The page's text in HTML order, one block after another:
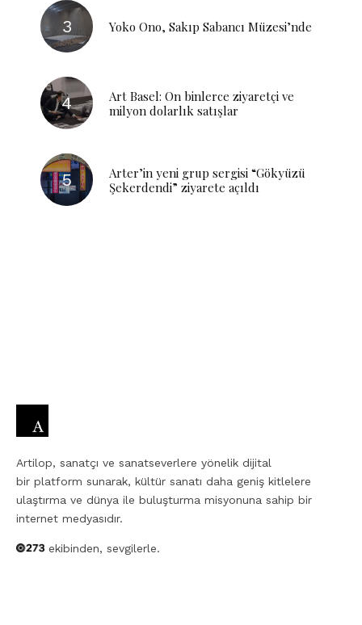
Yoko Ono, Sakıp Sabancı Müzesi’nde
Art Basel: On binlerce ziyaretçi ve
milyon dolarlık satışlar
Arter’in yeni grup sergisi “Gökyüzü
Şekerdendi” ziyarete açıldı
Artilop, sanatçı ve sanatseverlere yönelik dijital
bir platform sunarak, kültür sanatı daha geniş kitlelere
ulaştırma ve dünya ile buluşturma misyonuna sahip bir
internet medyasıdır.
ekibinden, sevgilerle.